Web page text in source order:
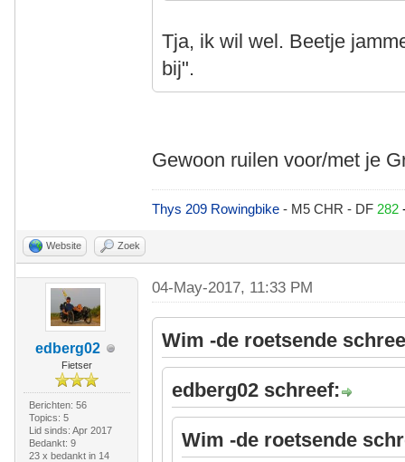
Tja, ik wil wel. Beetje
bij".
Gewoon ruilen voor/met je
Thys 209 Rowingbike- M5 CHR - DF 282
Website Zoek
edberg02
Fietser
Berichten: 56
Topics: 5
Lid sinds: Apr 2017
Bedankt: 9
23 x bedankt in 14
04-May-2017, 11:33 PM
Wim -de roetsende
edberg02 schreef:
Wim -de roetsende